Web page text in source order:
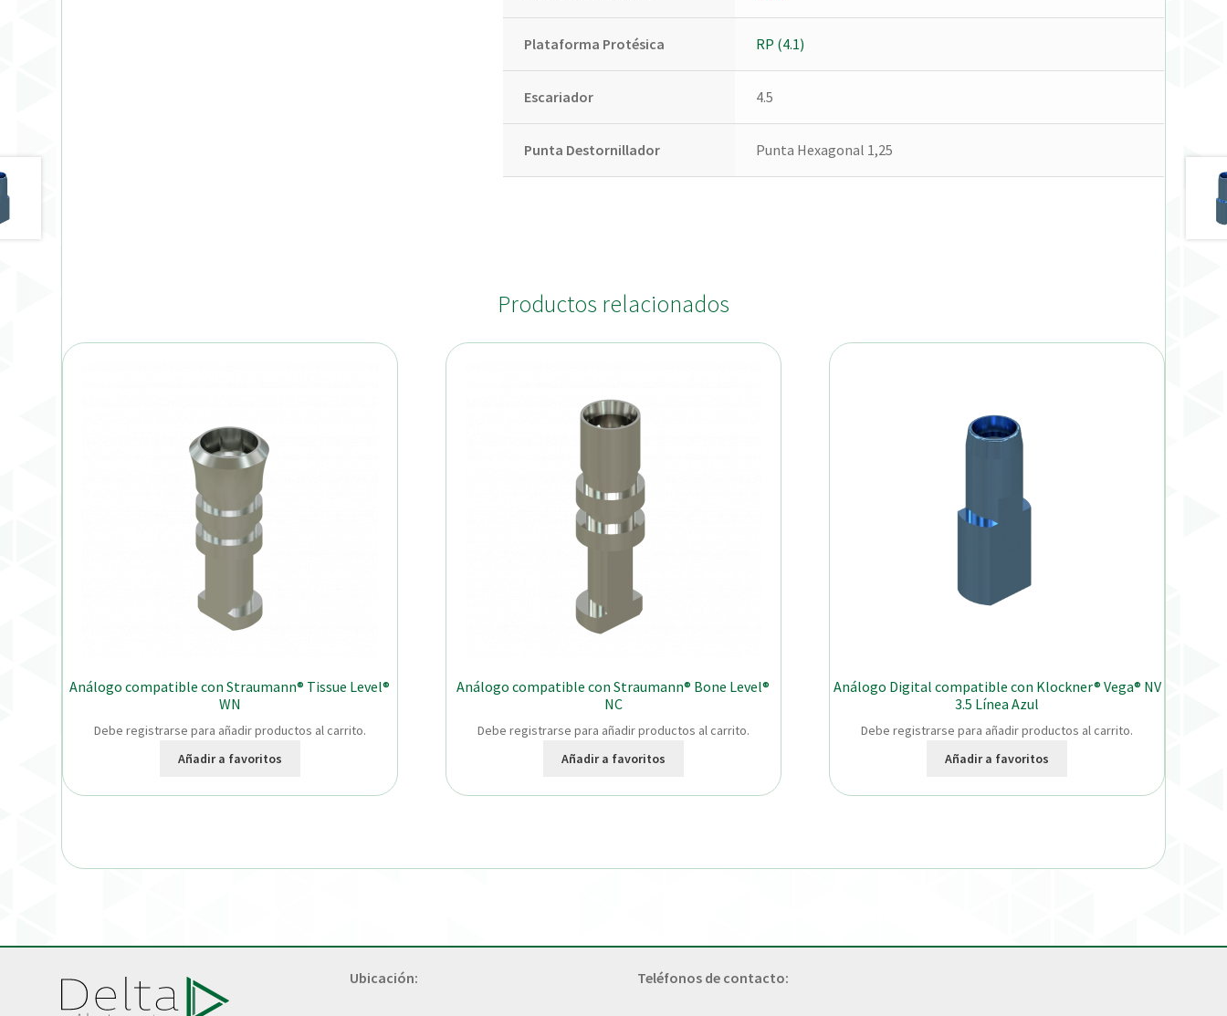
Plataforma Protésica RP (4.1)
Escariador 4.5
Punta Destornillador Punta Hexagonal 1,25
Productos relacionados
Análogo compatible con Straumann® Tissue Level®
WN
Debe registrarse para añadir productos al carrito.
Añadir a favoritos
Análogo compatible con Straumann® Bone Level®
NC
Debe registrarse para añadir productos al carrito.
Añadir a favoritos
Análogo Digital compatible con Klockner® Vega® NV
3.5 Línea Azul
Debe registrarse para añadir productos al carrito.
Añadir a favoritos
Ubicación: Teléfonos de contacto: